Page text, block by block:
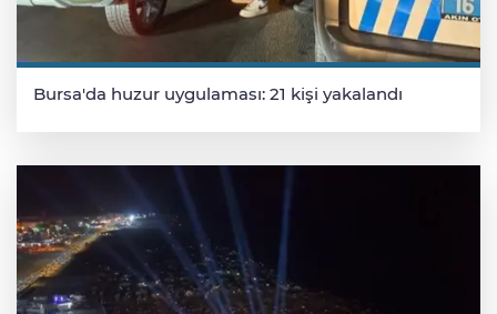
Bursa'da huzur uygulaması: 21 kişi yakalandı